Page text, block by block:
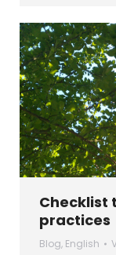
Checklist
practices
Blog, English